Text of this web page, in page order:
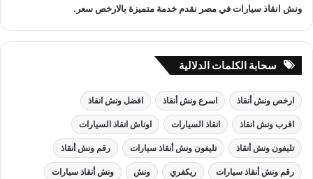
ونش انقاذ سياراتفي مصر نقدم خدمة متميزة بالارخص سعر.
سحابة الكلمات الدلالية
ارخص ونش أنقاذ اسرع ونش أنقاذ افضل ونش انقاذ
اقرب ونش انقاذ انقاذ السيارات اوناش انقاذ السيارات
تليفون ونش أنقاذ تليفون ونش أنقاذ سيارات رقم ونش أنقاذ
رقم ونش أنقاذ سيارات ريكفري ونش ونش أنقاذ سيارات